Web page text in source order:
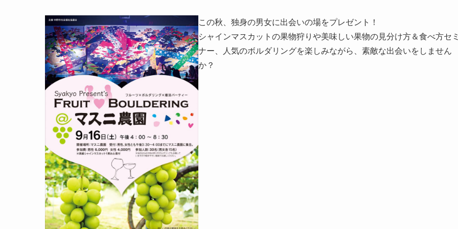
この秋、独身の男女に出会いの場をプレゼント！
シャインマスカットの果物狩りや美味しい果物の見分け方＆食べ方セ
ナー、人気のボルダリングを楽しみながら、素敵な出会いをしません
か？